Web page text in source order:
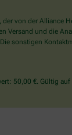
von der
Versand und die
sonstigen
50,00 €. Gültig